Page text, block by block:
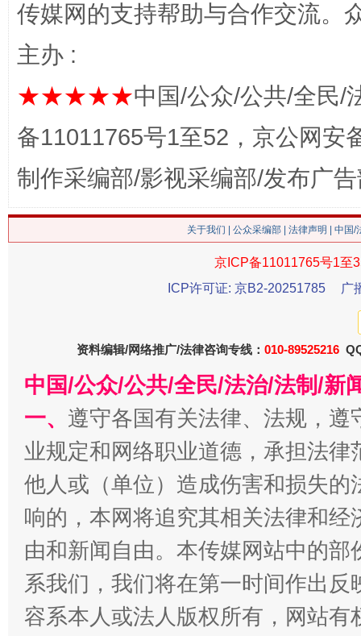
在谋一域中谋全局
今
习近平的博鳌关键词
魏明亮
传媒网的支持帮助与合作交流。
主办 :
★★★★★中国/公众/公共/全民/
备11011765号1至52，京公网安
制作采编部/影视采编部/发布广
关于我们 公众采编部 法律声明 | 中国
京ICP备11011765号1至
ICP许可证: 京B2-20251785
广
资料编辑/网络推广/法律咨询专线： 010-89525216
中国/公众/公共/全民/法治/法制/新
一、 遵守各国有关法律、法规，
业规定和网络职业道德，承担法
他人或（单位）造成伤害和损失
响的，本网将追究其相关法律和
由和新闻自由。本传媒网站中的
系我们，我们将在第一时间作出
容系本人或法人版权所有，网站